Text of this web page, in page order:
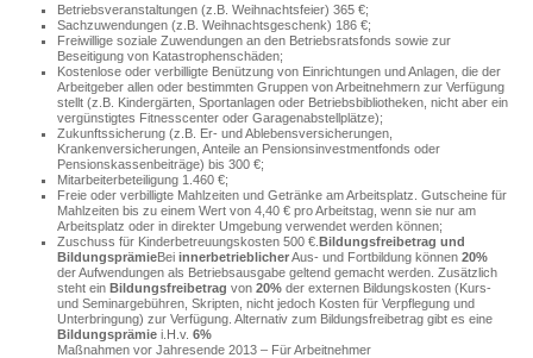
Betriebsveranstaltungen (z.B. Weihnachtsfeier) 365 €;
Sachzuwendungen (z.B. Weihnachtsgeschenk) 186 €;
Freiwillige soziale Zuwendungen an den Betriebsratsfonds sowie zur
Beseitigung von Katastrophenschäden;
Kostenlose oder verbilligte Benützung von Einrichtungen und Anlagen, die der
Arbeitgeber allen oder bestimmten Gruppen von Arbeitnehmern zur Verfügung
stellt (z.B. Kindergärten, Sportanlagen oder Betriebsbibliotheken, nicht aber ein
vergünstigtes Fitnesscenter oder Garagenabstellplätze);
Zukunftssicherung (z.B. Er- und Ablebensversicherungen,
Krankenversicherungen, Anteile an Pensionsinvestmentfonds oder
Pensionskassenbeiträge) bis 300 €;
Mitarbeiterbeteiligung 1.460 €;
Freie oder verbilligte Mahlzeiten und Getränke am Arbeitsplatz. Gutscheine für
Mahlzeiten bis zu einem Wert von 4,40 € pro Arbeitstag, wenn sie nur am
Arbeitsplatz oder in direkter Umgebung verwendet werden können;
Zuschuss für Kinderbetreuungskosten 500 €. Bildungsfreibetrag und
BildungsprämieBei innerbetrieblicherAus- und Fortbildung können 20%
der Aufwendungen als Betriebsausgabe geltend gemacht werden. Zusätzlich
steht ein Bildungsfreibetrag von 20%der externen Bildungskosten (Kurs-
und Seminargebühren, Skripten, nicht jedoch Kosten für Verpflegung und
Unterbringung) zur Verfügung. Alternativ zum Bildungsfreibetrag gibt es eine
Bildungsprämiei.H.v. 6%
Maßnahmen vor Jahresende 2013 – Für Arbeitnehmer